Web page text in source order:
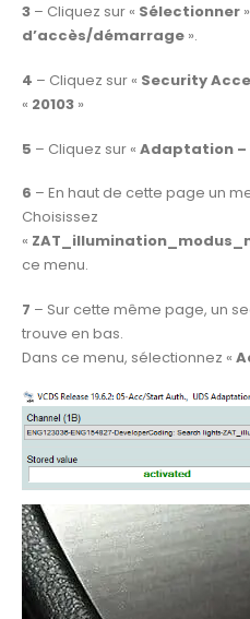
3 – Cliquez sur « Sélectionner
d’accès/démarrage ».
4 – Cliquez sur « Security
« 20103 »
5 – Cliquez sur « Adaptation –
6 – En haut de cette page un
Choisissez
«
ce menu.
7 – Sur cette même page, un
trouve en bas.
Dans ce menu, sélectionnez «